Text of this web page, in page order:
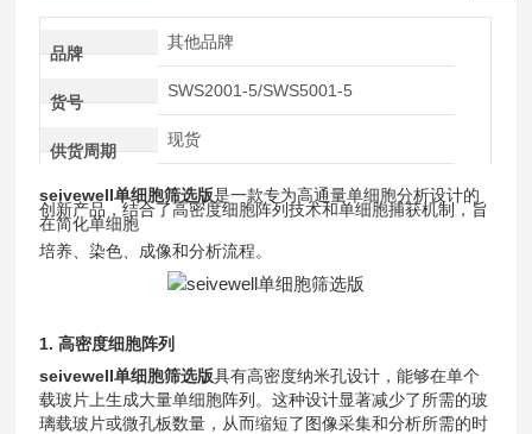
品牌
其他品牌
货号
SWS2001-5/SWS5001-5
供货周期
现货
seivewell单细胞筛选版是一款专为高通量单细胞分析设计的
创新产品，结合了高密度细胞阵列技术和单细胞捕获机制，旨
在简化单细胞
培养、染色、成像和分析流程。
1. 高密度细胞阵列
seivewell单细胞筛选版具有高密度纳米孔设计，能够在单个
载玻片上生成大量单细胞阵列。这种设计显著减少了所需的玻
璃载玻片或微孔板数量，从而缩短了图像采集和分析所需的时